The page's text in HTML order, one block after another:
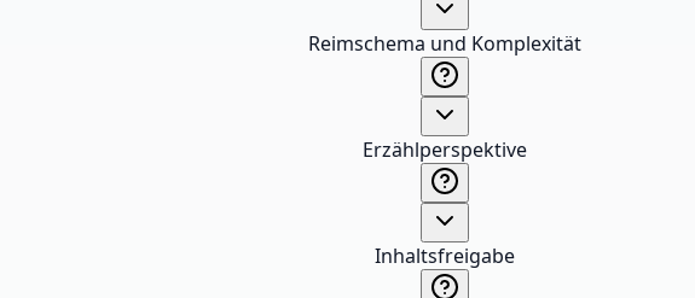
Reimschema und Komplexität
Erzählperspektive
Inhaltsfreigabe